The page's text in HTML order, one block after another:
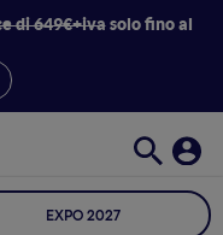
di 649€+ivasolo fino al
EXPO 2027